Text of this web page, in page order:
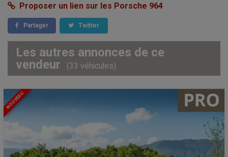
Proposer un lien sur les Porsche 964
Partager Twitter
Les autres annonces de ce
vendeur
(33 véhicules)
NOUVEAU